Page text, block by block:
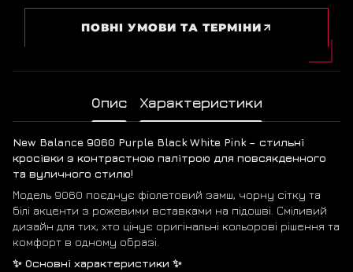
ПОВНІ УМОВИ ТА ТЕРМІНИ
Опис Характеристики
New Balance 9060 Purple Black White Pink – стильні
кросівки з контрастною палітрою для повсякденного
та вуличного стилю!
Модель 9060 поєднує фіолетовий замш, чорну сітку та
білі акценти з рожевими вставками на підошві. Сміливий
дизайн для тих, хто цінує оригінальні кольорові рішення та
комфорт в одному образі.
✨ Основні характеристики ✨